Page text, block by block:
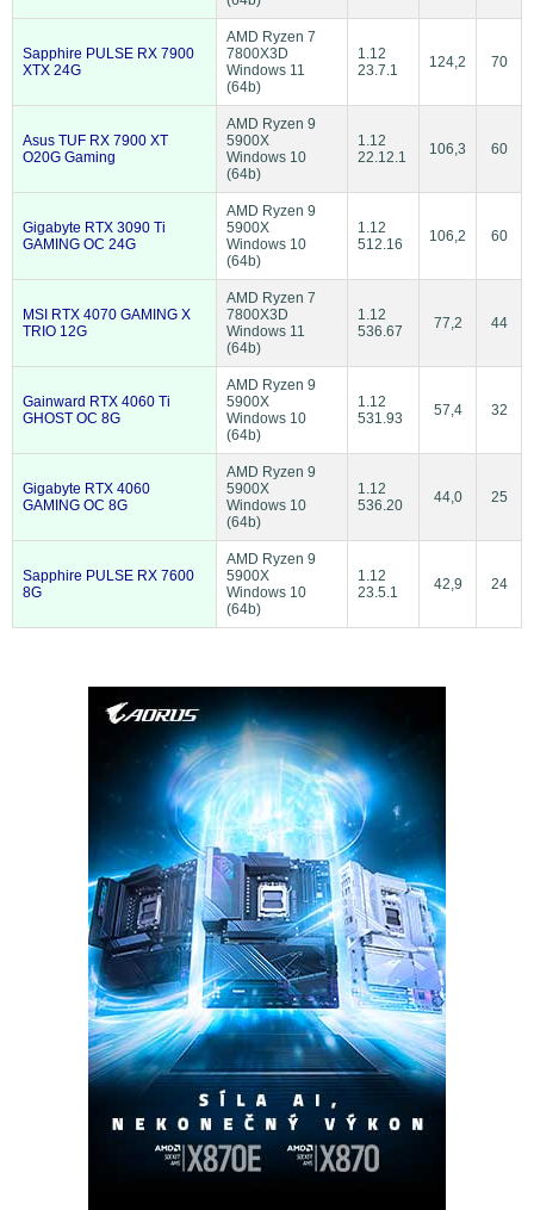
Sapphire PULSE RX 7900
XTX 24G
AMD Ryzen 7
7800X3D
Windows 11
(64b)
1.12
23.7.1
124,2 70
Asus TUF RX 7900 XT
O20G Gaming
AMD Ryzen 9
5900X
Windows 10
(64b)
1.12
22.12.1
106,3 60
Gigabyte RTX 3090 Ti
GAMING OC 24G
AMD Ryzen 9
5900X
Windows 10
(64b)
1.12
512.16
106,2 60
MSI RTX 4070 GAMING X
TRIO 12G
AMD Ryzen 7
7800X3D
Windows 11
(64b)
1.12
536.67
77,2 44
Gainward RTX 4060 Ti
GHOST OC 8G
AMD Ryzen 9
5900X
Windows 10
(64b)
1.12
531.93
57,4 32
Gigabyte RTX 4060
GAMING OC 8G
AMD Ryzen 9
5900X
Windows 10
(64b)
1.12
536.20
44,0 25
Sapphire PULSE RX 7600
8G
AMD Ryzen 9
5900X
Windows 10
(64b)
1.12
23.5.1
42,9 24